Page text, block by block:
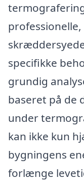
specifikke
grundig
baseret på de
under
kan ikke kun
bygningens
forlænge